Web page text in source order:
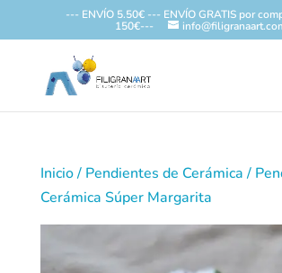
--- ENVÍO 5.50€ --- ENVÍO GRATIS por
150€---
Inicio/ Pendientes de Cerámica /
Cerámica Súper Margarita